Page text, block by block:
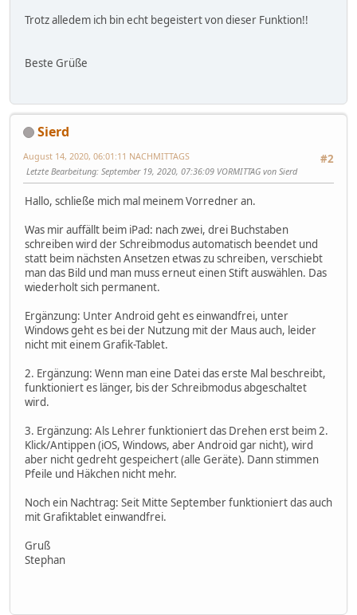
Trotz alledem ich bin echt begeistert von dieser Funktion!!
Beste Grüße
Sierd
#2
August 14, 2020, 06:01:11 NACHMITTAGS
Letzte Bearbeitung: September 19, 2020, 07:36:09 VORMITTAG von Sierd
Hallo, schließe mich mal meinem Vorredner an.
Was mir auffällt beim iPad: nach zwei, drei Buchstaben
schreiben wird der Schreibmodus automatisch beendet und
statt beim nächsten Ansetzen etwas zu schreiben, verschiebt
man das Bild und man muss erneut einen Stift auswählen. Das
wiederholt sich permanent.
Ergänzung: Unter Android geht es einwandfrei, unter
Windows geht es bei der Nutzung mit der Maus auch, leider
nicht mit einem Grafik-Tablet.
2. Ergänzung: Wenn man eine Datei das erste Mal beschreibt,
funktioniert es länger, bis der Schreibmodus abgeschaltet
wird.
3. Ergänzung: Als Lehrer funktioniert das Drehen erst beim 2.
Klick/Antippen (iOS, Windows, aber Android gar nicht), wird
aber nicht gedreht gespeichert (alle Geräte). Dann stimmen
Pfeile und Häkchen nicht mehr.
Noch ein Nachtrag: Seit Mitte September funktioniert das auch
mit Grafiktablet einwandfrei.
Gruß
Stephan